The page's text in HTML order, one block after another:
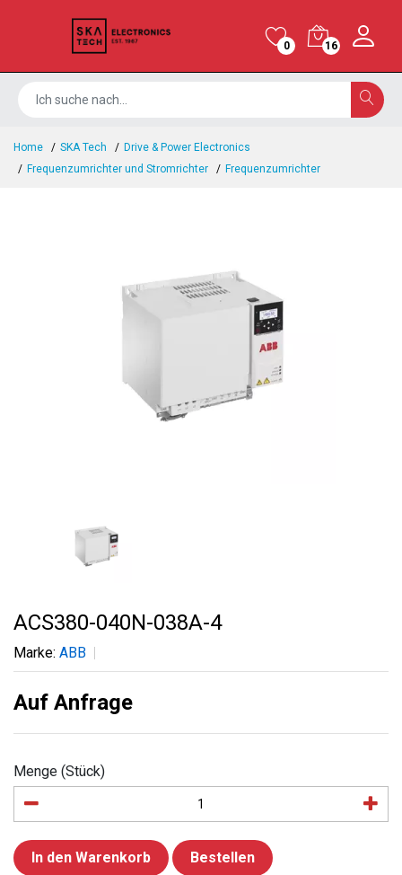
0 16
Home SKA Tech
Drive & Power Electronics
Frequenzumrichter und Stromrichter
Frequenzumrichter
ACS380-040N-038A-4
Marke: ABB
Auf Anfrage
Menge (Stück)
In den Warenkorb Bestellen